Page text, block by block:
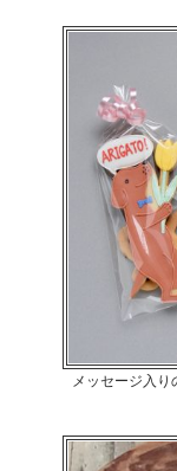
メッセージ入